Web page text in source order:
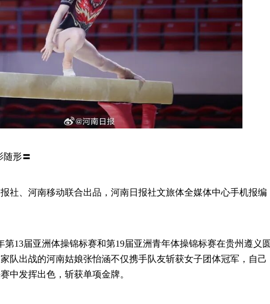
随形〓
社、河南移动联合出品，河南日报社文旅体全媒体中心手机报编
第13届亚洲体操锦标赛和第19届亚洲青年体操锦标赛在贵州遵义圆
队出战的河南姑娘张怡涵不仅携手队友斩获女子团体冠军，自己
中发挥出色，斩获单项金牌。